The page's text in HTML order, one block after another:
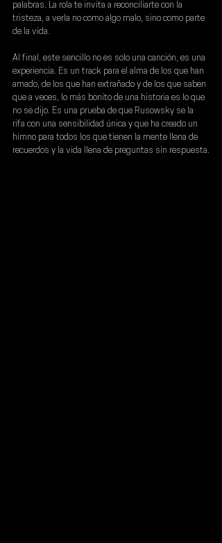
palabras. La rola te invita a reconciliarte con la
tristeza, a verla no como algo malo, sino como parte
de la vida.
Al final, este sencillo no es solo una canción, es una
experiencia. Es un track para el alma de los que han
amado, de los que han extrañado y de los que saben
que a veces, lo más bonito de una historia es lo que
no se dijo. Es una prueba de que Rusowsky se la
rifa con una sensibilidad única y que ha creado un
himno para todos los que tienen la mente llena de
recuerdos y la vida llena de preguntas sin respuesta.